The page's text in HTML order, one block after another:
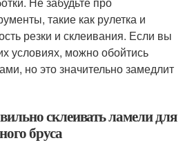
такие как рулетка и
резки и склеивания. Если вы
условиях, можно обойтись
но это значительно замедлит
склеивать ламели для
бруса